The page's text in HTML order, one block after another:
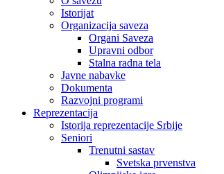
Istorijat
Organizacija saveza
Organi Saveza
Upravni odbor
Stalna radna tela
Javne nabavke
Dokumenta
Razvojni programi
Reprezentacija
Istorija reprezentacije Srbije
Seniori
Trenutni sastav
Svetska prvenstva